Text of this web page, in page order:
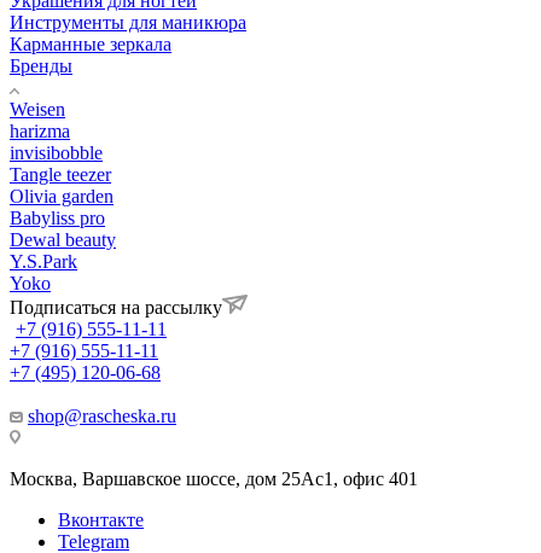
Инструменты для маникюра
Карманные зеркала
Бренды
Weisen
harizma
invisibobble
Tangle teezer
Olivia garden
Babyliss pro
Dewal beauty
Y.S.Park
Yoko
Подписаться на рассылку
+7 (916) 555-11-11
+7 (916) 555-11-11
+7 (495) 120-06-68
shop@rascheska.ru
Москва, Варшавское шоссе, дом 25Аc1, офис 401
Вконтакте
Telegram